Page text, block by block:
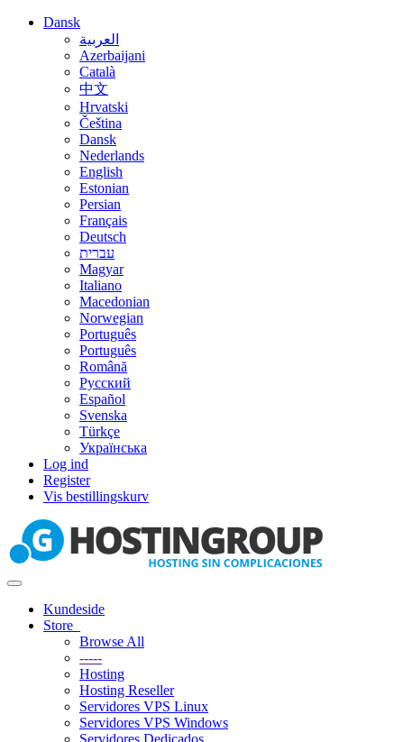
Dansk
العربية
Azerbaijani
Català
中文
Hrvatski
Čeština
Dansk
Nederlands
English
Estonian
Persian
Français
Deutsch
עברית
Magyar
Italiano
Macedonian
Norwegian
Português
Português
Română
Русский
Español
Svenska
Türkçe
Українська
Log ind
Register
Vis bestillingskurv
Toggle
navigationKundeside
Store
Browse All
-----
Hosting
Hosting Reseller
Servidores VPS Linux
Servidores VPS Windows
Servidores Dedicados